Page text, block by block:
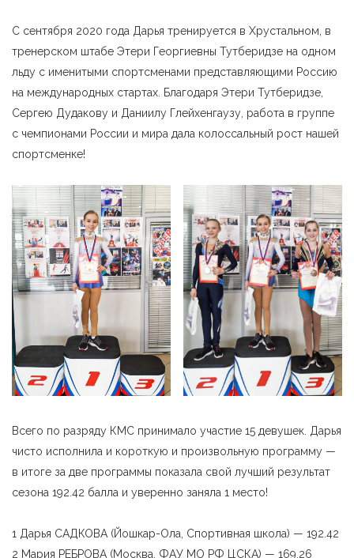
С сентября 2020 года Дарья тренируется в Хрустальном, в
тренерском штабе Этери Георгиевны Тутберидзе на одном
льду с именитыми спортсменами представляющими Россию
на международных стартах. Благодаря Этери Тутберидзе,
Сергею Дудакову и Даниилу Глейхенгаузу, работа в группе
с чемпионами России и мира дала колоссальный рост нашей
спортсменке!
Всего по разряду КМС принимало участие 15 девушек. Дарья
чисто исполнила и короткую и произвольную программу —
в итоге за две программы показала свой лучший результат
сезона 192.42 балла и уверенно заняла 1 место!
1 Дарья САДКОВА (Йошкар-Ола, Спортивная школа) — 192.42
2 Мария РЕБРОВА (Москва, ФАУ МО РФ ЦСКА) — 169.26